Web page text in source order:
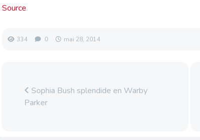
Source
334 0 mai 28, 2014
Sophia Bush splendide en Warby
Parker